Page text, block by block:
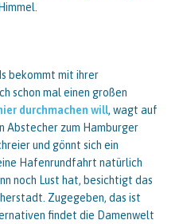
bekommt mit ihrer
schon mal einen großen
durchmachen will, wagt auf
Abstecher zum Hamburger
und gönnt sich ein
Hafenrundfahrt natürlich
noch Lust hat, besichtigt das
Zugegeben, das ist
findet die Damenwelt